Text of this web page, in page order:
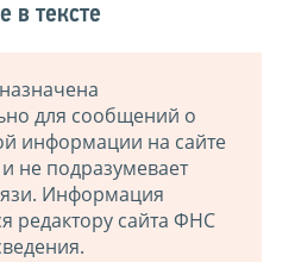
в тексте
для сообщений о
информации на сайте
не подразумевает
Информация
редактору сайта ФНС